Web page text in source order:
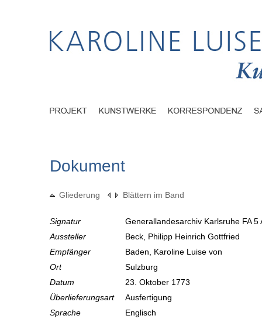
Dokument
Gliederung Blättern im Band
Signatur
Generallandesarchiv Karlsruhe FA
Aussteller
Beck, Philipp Heinrich Gottfried
Empfänger
Baden, Karoline Luise von
Ort
Sulzburg
Datum
23. Oktober 1773
Überlieferungsart
Ausfertigung
Sprache
Englisch